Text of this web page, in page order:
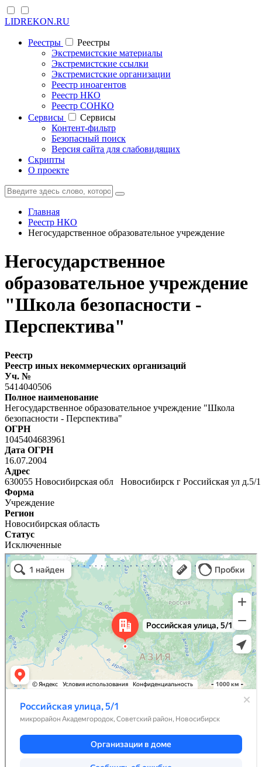
LIDREKON.RU
Реестры
Реестры
Экстремистские материалы
Экстремистские ссылки
Экстремистские организации
Реестр иноагентов
Реестр НКО
Реестр СОНКО
Cервисы
Cервисы
Контент-фильтр
Безопасный поиск
Версия сайта для слабовидящих
Скрипты
О проекте
Главная
Реестр НКО
Негосударственное образовательное учреждение
Негосударственное
образовательное учреждение
"Школа безопасности -
Перспектива"
Реестр
Реестр иных некоммерческих организаций
Уч. №
5414040506
Полное наименование
Негосударственное образовательное учреждение "Школа
безопасности - Перспектива"
ОГРН
1045404683961
Дата ОГРН
16.07.2004
Адрес
630055 Новосибирская обл Новосибирск г Российская ул
Форма
Учреждение
Регион
Новосибирская область
Статус
Исключенные